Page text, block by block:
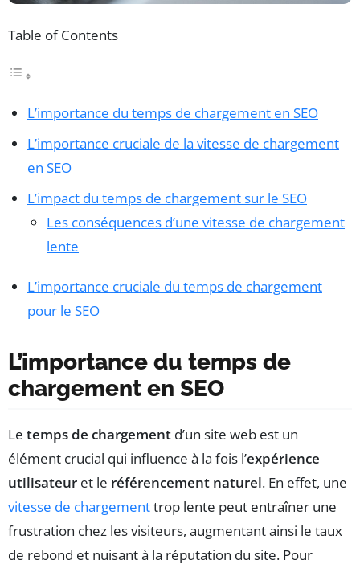
Table of Contents
L’importance du temps de chargement en SEO
L’importance cruciale de la vitesse de chargement
en SEO
L’impact du temps de chargement sur le SEO
Les conséquences d’une vitesse de chargement
lente
L’importance cruciale du temps de chargement
pour le SEO
L’importance du temps de
chargement en SEO
Le temps de chargement d’un site web est un
élément crucial qui influence à la fois l’expérience
utilisateur et le référencement naturel. En effet, une
vitesse de chargementtrop lente peut entraîner une
frustration chez les visiteurs, augmentant ainsi le taux
de rebond et nuisant à la réputation du site. Pour